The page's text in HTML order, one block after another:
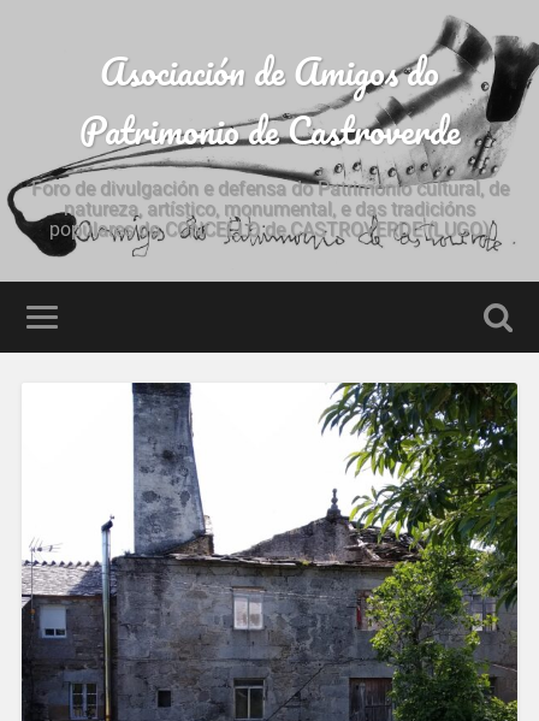
Asociación de Amigos do
Patrimonio de Castroverde
Foro de divulgación e defensa do Patrimonio cultural, de
natureza, artístico, monumental, e das tradicións
populares do CONCELLO de CASTROVERDE (LUGO)